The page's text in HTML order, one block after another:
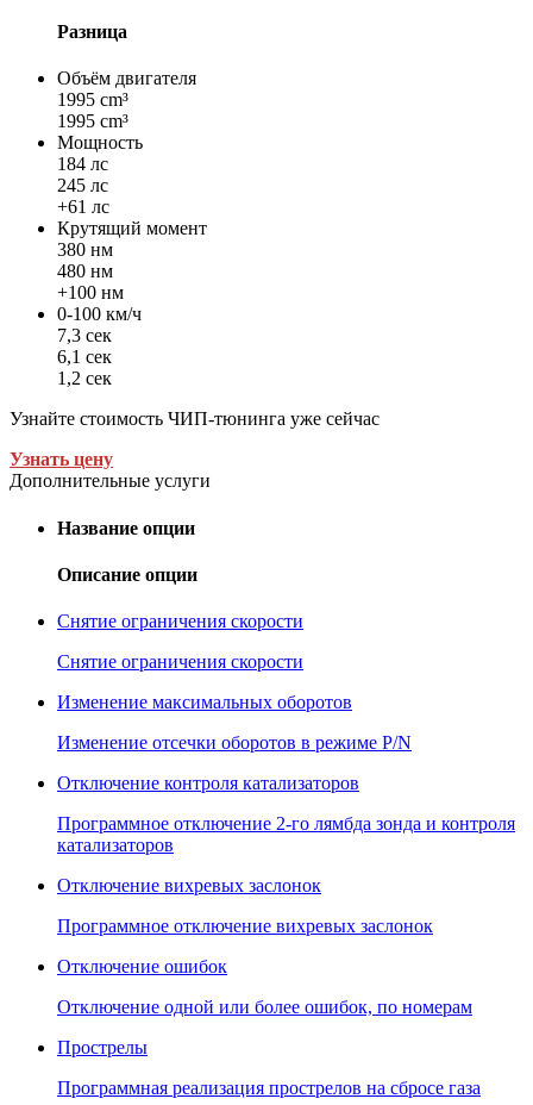
Разница
Объём двигателя
1995 cm³
1995 cm³
Мощность
184 лс
245 лс
+61 лс
Крутящий момент
380 нм
480 нм
+100 нм
0-100 км/ч
7,3 сек
6,1 сек
1,2 сек
Узнайте стоимость ЧИП-тюнинга уже сейчас
Узнать цену
Дополнительные услуги
Название опции
Описание опции
Снятие ограничения скорости
Снятие ограничения скорости
Изменение максимальных оборотов
Изменение отсечки оборотов в режиме P/N
Отключение контроля катализаторов
Программное отключение 2-го лямбда зонда и контроля
катализаторов
Отключение вихревых заслонок
Программное отключение вихревых заслонок
Отключение ошибок
Отключение одной или более ошибок, по номерам
Прострелы
Программная реализация прострелов на сбросе газа